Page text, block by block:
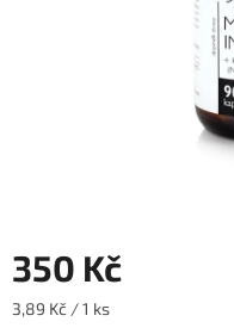
350 Kč
Měrná
3,89 Kč / 1 ks